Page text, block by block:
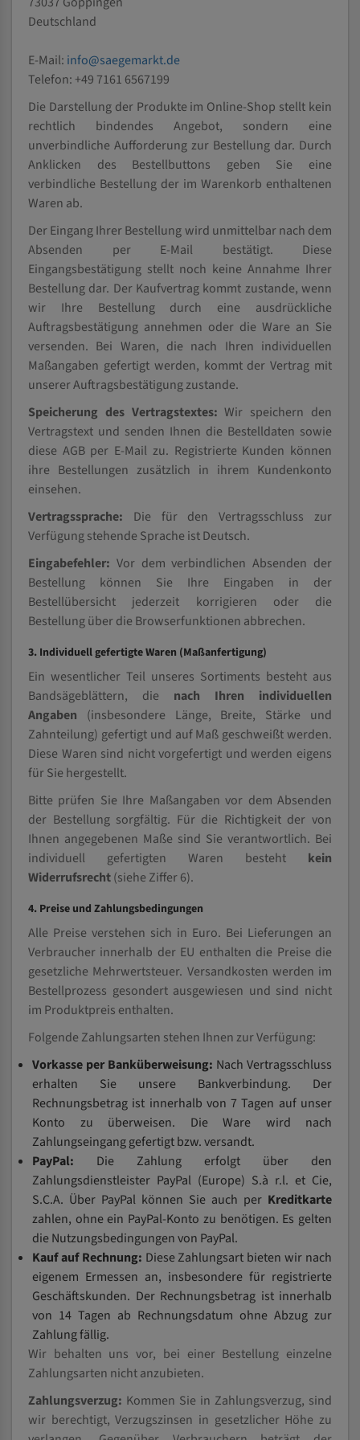
Deutschland
E-Mail: info@saegemarkt.de
Telefon: +49 7161 6567199
Die Darstellung der Produkte im Online-Shop stellt kein
rechtlich bindendes Angebot, sondern eine
unverbindliche Aufforderung zur Bestellung dar. Durch
Anklicken des Bestellbuttons geben Sie eine
verbindliche Bestellung der im Warenkorb enthaltenen
Waren ab.
Der Eingang Ihrer Bestellung wird unmittelbar nach dem
Absenden per E-Mail bestätigt. Diese
Eingangsbestätigung stellt noch keine Annahme Ihrer
Bestellung dar. Der Kaufvertrag kommt zustande, wenn
wir Ihre Bestellung durch eine ausdrückliche
Auftragsbestätigung annehmen oder die Ware an Sie
versenden. Bei Waren, die nach Ihren individuellen
Maßangaben gefertigt werden, kommt der Vertrag mit
unserer Auftragsbestätigung zustande.
Speicherung des Vertragstextes: Wir speichern den
Vertragstext und senden Ihnen die Bestelldaten sowie
diese AGB per E-Mail zu. Registrierte Kunden können
ihre Bestellungen zusätzlich in ihrem Kundenkonto
einsehen.
Vertragssprache: Die für den Vertragsschluss zur
Verfügung stehende Sprache ist Deutsch.
Eingabefehler: Vor dem verbindlichen Absenden der
Bestellung können Sie Ihre Eingaben in der
Bestellübersicht jederzeit korrigieren oder die
Bestellung über die Browserfunktionen abbrechen.
3. Individuell gefertigte Waren (Maßanfertigung)
Ein wesentlicher Teil unseres Sortiments besteht aus
Bandsägeblättern, die nach Ihren individuellen
Angaben (insbesondere Länge, Breite, Stärke und
Zahnteilung) gefertigt und auf Maß geschweißt werden.
Diese Waren sind nicht vorgefertigt und werden eigens
für Sie hergestellt.
Bitte prüfen Sie Ihre Maßangaben vor dem Absenden
der Bestellung sorgfältig. Für die Richtigkeit der von
Ihnen angegebenen Maße sind Sie verantwortlich. Bei
individuell gefertigten Waren besteht kein
Widerrufsrecht(siehe Ziffer 6).
4. Preise und Zahlungsbedingungen
Alle Preise verstehen sich in Euro. Bei Lieferungen an
Verbraucher innerhalb der EU enthalten die Preise die
gesetzliche Mehrwertsteuer. Versandkosten werden im
Bestellprozess gesondert ausgewiesen und sind nicht
im Produktpreis enthalten.
Folgende Zahlungsarten stehen Ihnen zur Verfügung:
Vorkasse per Banküberweisung: Nach Vertragsschluss
erhalten Sie unsere Bankverbindung. Der
Rechnungsbetrag ist innerhalb von 7 Tagen auf unser
Konto zu überweisen. Die Ware wird nach
Zahlungseingang gefertigt bzw. versandt.
PayPal: Die Zahlung erfolgt über den
Zahlungsdienstleister PayPal (Europe) S.à r.l. et Cie,
S.C.A. Über PayPal können Sie auch per Kreditkarte
zahlen, ohne ein PayPal-Konto zu benötigen. Es gelten
die Nutzungsbedingungen von PayPal.
Kauf auf Rechnung: Diese Zahlungsart bieten wir nach
eigenem Ermessen an, insbesondere für registrierte
Geschäftskunden. Der Rechnungsbetrag ist innerhalb
von 14 Tagen ab Rechnungsdatum ohne Abzug zur
Zahlung fällig.
Wir behalten uns vor, bei einer Bestellung einzelne
Zahlungsarten nicht anzubieten.
Zahlungsverzug: Kommen Sie in Zahlungsverzug, sind
wir berechtigt, Verzugszinsen in gesetzlicher Höhe zu